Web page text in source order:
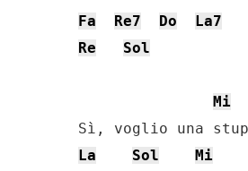
Fa Re7 Do
La7
Re
Sol
Mi
La
Sol
Mi